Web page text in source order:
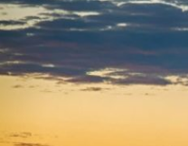
キ
ッ
プ